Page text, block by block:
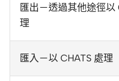
匯出－透過其他途徑以
理
匯入－以 CHATS 處理